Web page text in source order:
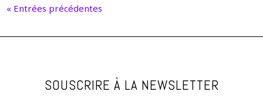
« Entrées précédentes
SOUSCRIRE À LA NEWSLETTER